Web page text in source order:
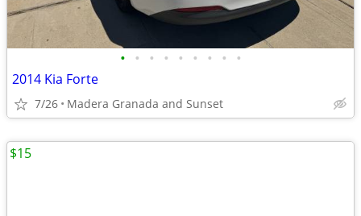
• • • • • • • • •
2014 Kia Forte
7/26 Madera Granada and Sunset
$15